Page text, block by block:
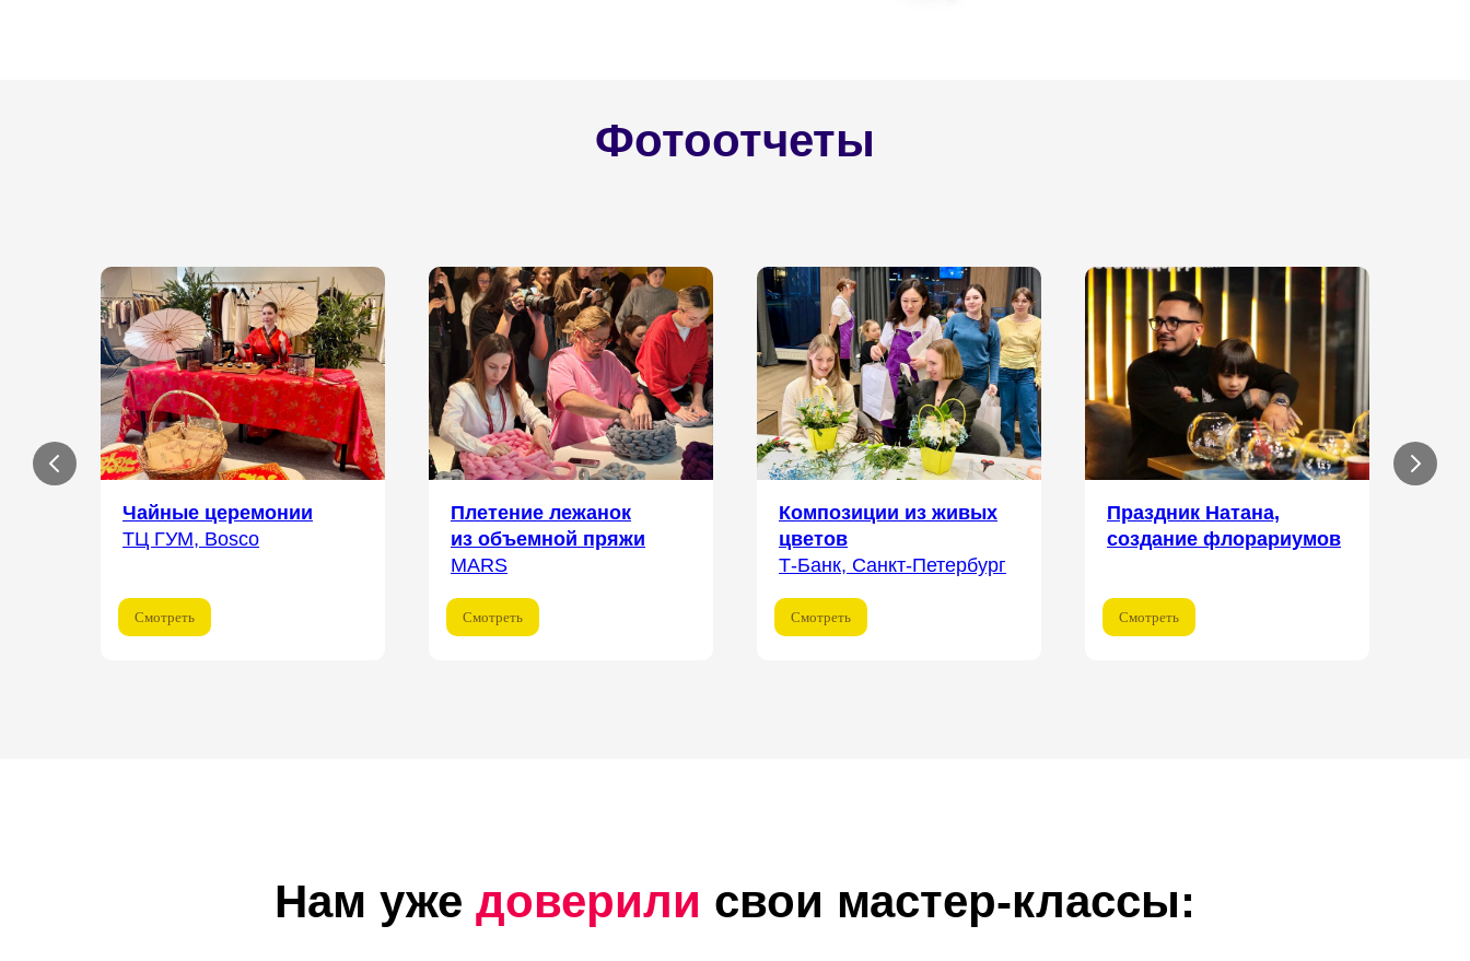
Фотоотчеты
Чайные церемонии
ТЦ ГУМ, Bosco
Смотреть
Плетение лежанок
из объемной пряжи
MARS
Смотреть
Композиции из живых
цветов
Т-Банк, Санкт-Петербург
Смотреть
Праздник Натана,
создание флорариумов
Смотреть
Нам уже доверили свои мастер-классы: